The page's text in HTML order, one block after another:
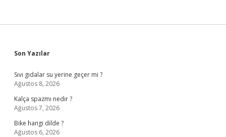
Sidebar
Son Yazılar
Sıvı gıdalar su yerine geçer mi ?
Ağustos 8, 2026
Kalça spazmı nedir ?
Ağustos 7, 2026
Bike hangi dilde ?
Ağustos 6, 2026